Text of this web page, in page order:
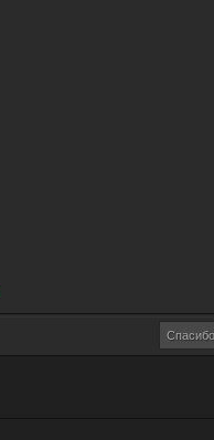
Спасибо